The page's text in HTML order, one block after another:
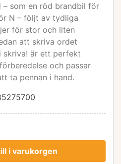
som en röd brandbil för
N – följt av tydliga
för stor och liten
att skriva ordet
skriva! är ett perfekt
och passar
ta pennan i hand.
i varukorgen